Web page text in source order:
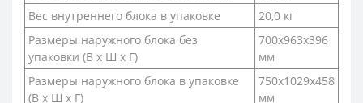
Вес внутреннего блока в упаковке
20,0 кг
Размеры наружного блока без
упаковки (В х Ш х Г)
700x963x396
мм
Размеры наружного блока в упаковке
(В х Ш х Г)
750x1029x458
мм